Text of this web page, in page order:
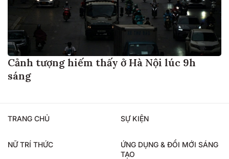
Cảnh tượng hiếm thấy ở Hà Nội lúc 9h
sáng
TRANG CHỦ SỰ KIỆN
NỮ TRÍ THỨC
ỨNG DỤNG & ĐỔI MỚI SÁNG
TẠO